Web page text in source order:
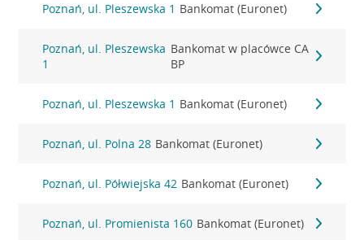
Poznań, ul. Pleszewska 1 Bankomat (Euronet)
Poznań, ul. Pleszewska
1
Bankomat w placówce CA
BP
Poznań, ul. Pleszewska 1 Bankomat (Euronet)
Poznań, ul. Polna 28 Bankomat (Euronet)
Poznań, ul. Półwiejska 42 Bankomat (Euronet)
Poznań, ul. Promienista 160 Bankomat (Euronet)